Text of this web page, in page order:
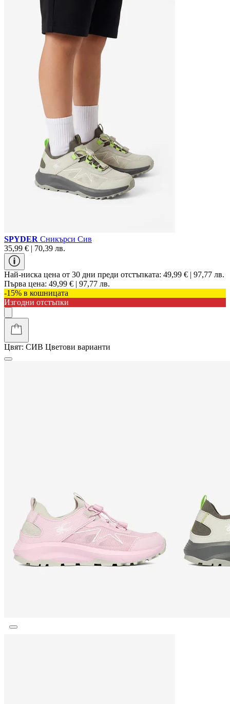
SPYDER Сникърси Сив
35,99 € | 70,39 лв.
Най-ниска цена от 30 дни преди отстъпката: 49,99 € | 97,77 лв.
Първа цена: 49,99 € | 97,77 лв.
-15% в кошницата
Изгодни отстъпки
Цвят: СИВ Цветови варианти